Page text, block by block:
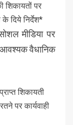
पर
के दिये निर्देश*
मीडिया पर
आवश्यक वैधानिक
शिकायती
पर कार्यवाही